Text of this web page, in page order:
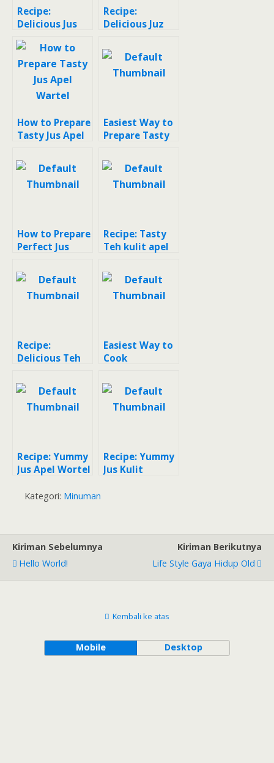
Recipe:
Delicious Jus
Apel Pir Yakult
Recipe:
Delicious Juz
Peyem
How to Prepare
Tasty Jus Apel
Easiest Way to
Prepare Tasty
Apel
How to Prepare
Perfect Jus
naga???
Recipe: Tasty
Teh kulit apel
Recipe:
Delicious Teh
Easiest Way to
Cook
Kulit Apel ?
Recipe: Yummy
Jus Apel Wortel
Recipe: Yummy
Jus Kulit
Kategori: Minuman
Kiriman Sebelumnya
Hello World!
Kiriman Berikutnya
Life Style Gaya Hidup Old
Kembali ke atas
Mobile Desktop